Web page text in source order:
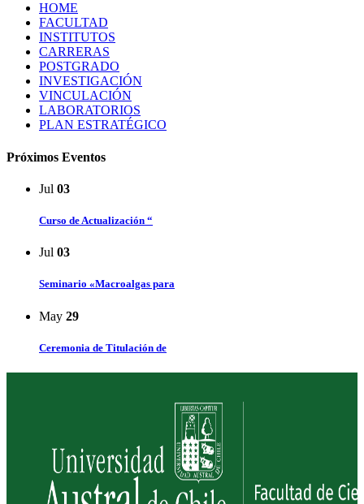
HOME
FACULTAD
INSTITUTOS
CARRERAS
POSTGRADO
INVESTIGACIÓN
VINCULACIÓN
LABORATORIOS
PLAN ESTRATÉGICO
Próximos Eventos
Jul 03
Curso de Actualización “
Jul 03
Seminario «Macroalgas para
May 29
Ceremonia de Titulación de